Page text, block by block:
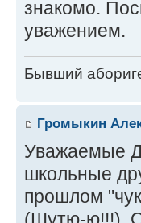
знакомо.
уважением.
Бывший
Громыкин
Уважаемые
школьные
прошлом
(Шутю-ю!!!).